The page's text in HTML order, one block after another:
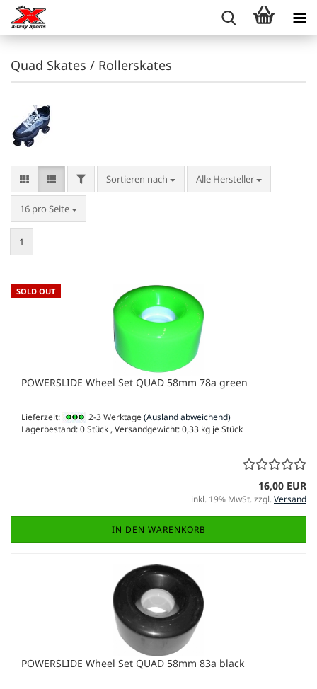
Quad Skates / Rollerskates
FILTERSortieren nach
Sortieren nach Alle Hersteller
16 pro Seite
pro Seite
1
SOLD OUT
POWERSLIDE Wheel Set QUAD 58mm 78a green
Lieferzeit: 2-3 Werktage(Ausland abweichend)
Lagerbestand: 0 Stück , Versandgewicht:0,33 kg je Stück
16,00 EUR
inkl. 19% MwSt. zzgl.Versand
IN DEN WARENKORB
POWERSLIDE Wheel Set QUAD 58mm 83a black